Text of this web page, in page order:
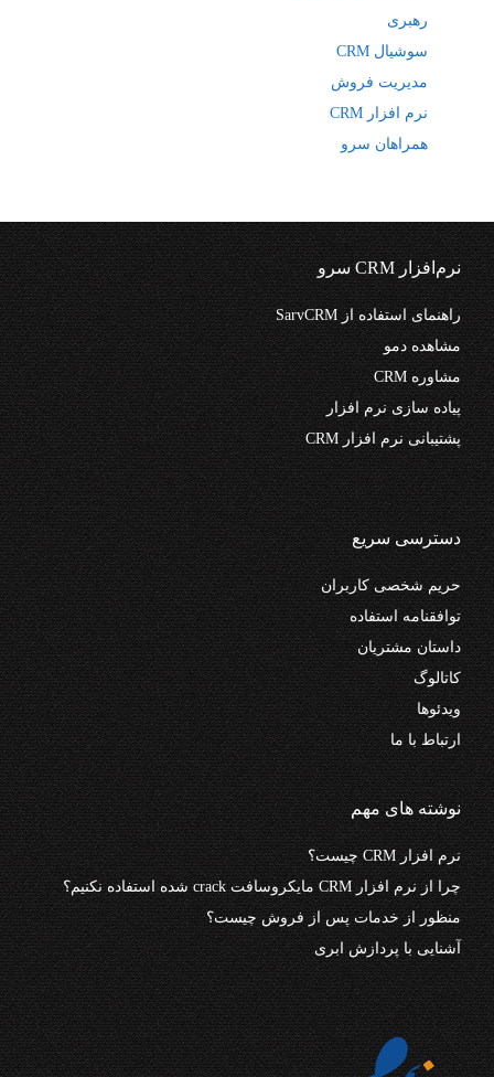
رهبری
سوشیال CRM
مدیریت فروش
نرم افزار CRM
همراهان سرو
نرم‌افزار CRM سرو
راهنمای استفاده از SarvCRM
مشاهده دمو
مشاوره CRM
پیاده سازی نرم افزار
پشتیبانی نرم افزار CRM
دسترسی سریع
حریم شخصی کاربران
توافقنامه استفاده
داستان مشتریان
کاتالوگ
ویدئوها
ارتباط با ما
نوشته های مهم
نرم افزار CRM چیست؟
چرا از نرم افزار CRM مایکروسافت crack شده استفاده نکنیم؟
منظور از خدمات پس از فروش چیست؟
آشنایی با پردازش ابری